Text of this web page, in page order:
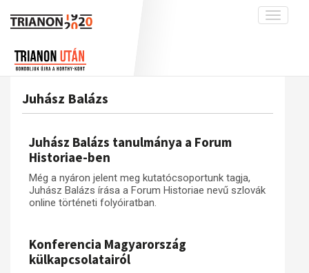
Toggle
A békerendszer megszilárdulása
Adatbázis
Emlékművek (feltöltés alatt)
Visszhang
Kapcsolat
Trianon-kommentár
Juhász Balázs
Juhász Balázs tanulmánya a Forum
Historiae-ben
Még a nyáron jelent meg kutatócsoportunk tagja,
Juhász Balázs írása a Forum Historiae nevű szlovák
online történeti folyóiratban.
Konferencia Magyarország
külkapcsolatairól